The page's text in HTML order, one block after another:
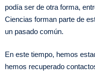
podía ser de otra forma,
Ciencias forman parte de
un pasado común.
En este tiempo, hemos
hemos recuperado